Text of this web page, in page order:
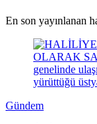
En son yayınlanan
Gündem